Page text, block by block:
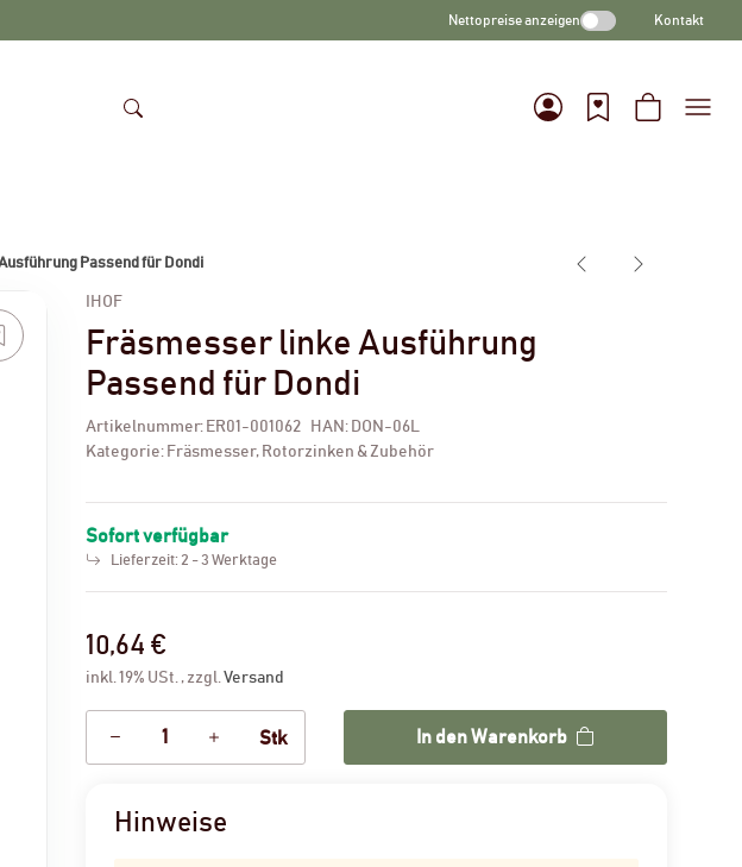
Nettopreise anzeigen Kontakt
Passend für Dondi
IHOF
Fräsmesser linke Ausführung
Passend für Dondi
Artikelnummer: ER01-001062 HAN: DON-06L
Kategorie: Fräsmesser, Rotorzinken & Zubehör
Sofort verfügbar
Lieferzeit:2 - 3 Werktage
10,64 €
inkl. 19% USt. , zzgl.Versand
Stk In den Warenkorb
Hinweise